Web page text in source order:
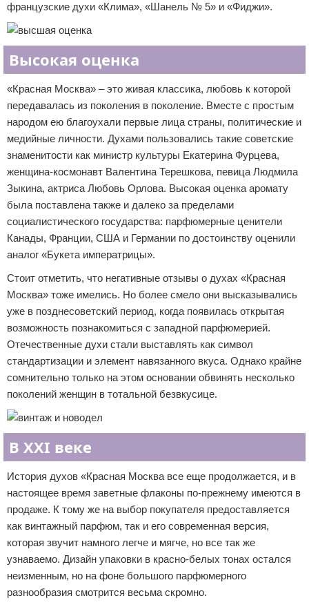
французские духи «Клима», «Шанель № 5» и «Фиджи».
Высокая оценка
«Красная Москва» – это живая классика, любовь к которой
передавалась из поколения в поколение. Вместе с простым
народом ею благоухали первые лица страны, политические и
медийные личности. Духами пользовались такие советские
знаменитости как министр культуры Екатерина Фурцева,
женщина-космонавт Валентина Терешкова, певица Людмила
Зыкина, актриса Любовь Орлова. Высокая оценка аромату
была поставлена также и далеко за пределами
социалистического государства: парфюмерные ценители
Канады, Франции, США и Германии по достоинству оценили
аналог «Букета императрицы».
Стоит отметить, что негативные отзывы о духах «Красная
Москва» тоже имелись. Но более смело они высказывались
уже в позднесоветский период, когда появилась открытая
возможность познакомиться с западной парфюмерией.
Отечественные духи стали выставлять как символ
стандартизации и элемент навязанного вкуса. Однако крайне
сомнительно только на этом основании обвинять несколько
поколений женщин в тотальной безвкусице.
В XXI веке
История духов «Красная Москва все еще продолжается, и в
настоящее время заветные флаконы по-прежнему имеются в
продаже. К тому же на выбор покупателя предоставляется
как винтажный парфюм, так и его современная версия,
которая звучит намного легче и мягче, но все так же
узнаваемо. Дизайн упаковки в красно-белых тонах остался
неизменным, но на фоне большого парфюмерного
разнообразия смотрится весьма скромно.